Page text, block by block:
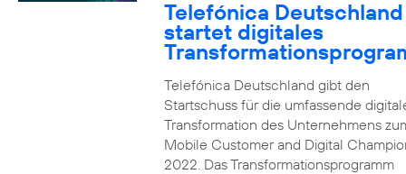
Telefónica Deutschland
startet digitales
Telefónica Deutschland gibt den
Startschuss für die umfassende
Transformation des Unternehmens
Mobile Customer and Digital
2022. Das Transformationsprogramm